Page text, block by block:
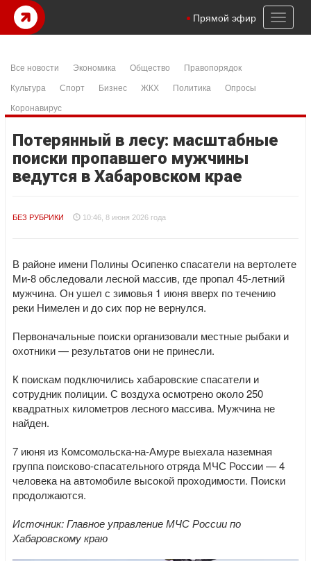
Toggle
Прямой эфир
Все новости Экономика Общество
Правопорядок
Культура
Спорт Бизнес ЖКХ Политика
Опросы
Коронавирус
Потерянный в лесу: масштабные
поиски пропавшего мужчины
ведутся в Хабаровском крае
БЕЗ РУБРИКИ 10:46, 8 июня 2026 года
В районе имени Полины Осипенко спасатели на вертолете
Ми-8 обследовали лесной массив, где пропал 45-летний
мужчина. Он ушел с зимовья 1 июня вверх по течению
реки Нимелен и до сих пор не вернулся.
Первоначальные поиски организовали местные рыбаки и
охотники — результатов они не принесли.
К поискам подключились хабаровские спасатели и
сотрудник полиции. С воздуха осмотрено около 250
квадратных километров лесного массива. Мужчина не
найден.
7 июня из Комсомольска-на-Амуре выехала наземная
группа поисково-спасательного отряда МЧС России — 4
человека на автомобиле высокой проходимости. Поиски
продолжаются.
Источник: Главное управление МЧС России по
Хабаровскому краю